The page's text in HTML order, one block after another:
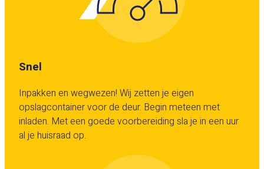
Snel
Inpakken en wegwezen! Wij zetten je eigen
opslagcontainer voor de deur. Begin meteen met
inladen. Met een goede voorbereiding sla je in een uur
al je huisraad op.